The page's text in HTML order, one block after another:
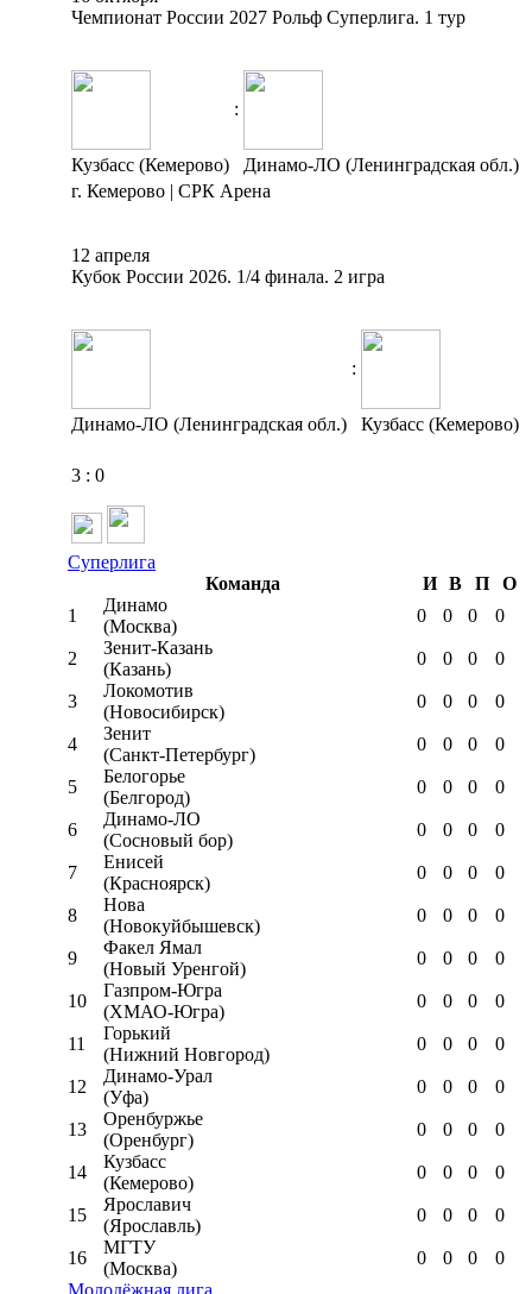
Чемпионат России 2027 Рольф Суперлига. 1 тур
:
Кузбасс (Кемерово)
Динамо-ЛО (Ленинградская обл.)
г. Кемерово | СРК Арена
12 апреля
Кубок России 2026. 1/4 финала. 2 игра
:
Динамо-ЛО (Ленинградская обл.) Кузбасс (Кемерово)
3 : 0
Суперлига
Команда
И В П
О
1
Динамо
(Москва)
0 0 0 0
2
Зенит-Казань
(Казань)
0 0 0 0
3
Локомотив
(Новосибирск)
0 0 0 0
4
Зенит
(Санкт-Петербург)
0 0 0 0
5
Белогорье
(Белгород)
0 0 0 0
6
Динамо-ЛО
(Сосновый бор)
0 0 0 0
7
Енисей
(Красноярск)
0 0 0 0
8
Нова
(Новокуйбышевск)
0 0 0 0
9
Факел Ямал
(Новый Уренгой)
0 0 0 0
10
Газпром-Югра
(ХМАО-Югра)
0 0 0 0
11
Горький
(Нижний Новгород)
0 0 0 0
12
Динамо-Урал
(Уфа)
0 0 0 0
13
Оренбуржье
(Оренбург)
0 0 0 0
14
Кузбасс
(Кемерово)
0 0 0 0
15
Ярославич
(Ярославль)
0 0 0 0
16
МГТУ
(Москва)
0 0 0
0
Молодёжная лига